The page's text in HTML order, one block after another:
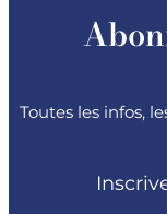
Toutes les infos,